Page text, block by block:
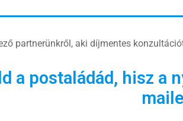
partnerünkről, aki díjmentes
a postaládád, hisz a